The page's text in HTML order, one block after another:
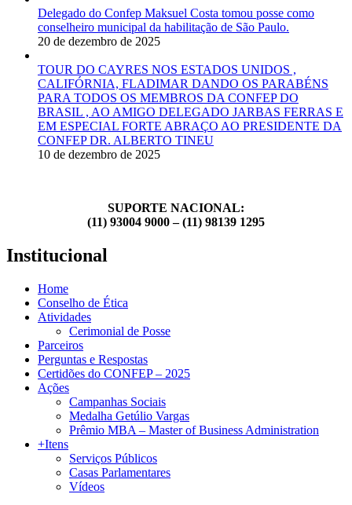
Delegado do Confep Maksuel Costa tomou posse como
conselheiro municipal da habilitação de São Paulo.
20 de dezembro de 2025
TOUR DO CAYRES NOS ESTADOS UNIDOS ,
CALIFÓRNIA, FLADIMAR DANDO OS PARABÉNS
PARA TODOS OS MEMBROS DA CONFEP DO
BRASIL , AO AMIGO DELEGADO JARBAS FERRAS E
EM ESPECIAL FORTE ABRAÇO AO PRESIDENTE DA
CONFEP DR. ALBERTO TINEU
10 de dezembro de 2025
SUPORTE NACIONAL:
(11) 93004 9000 – (11) 98139 1295
Institucional
Home
Conselho de Ética
Atividades
Cerimonial de Posse
Parceiros
Perguntas e Respostas
Certidões do CONFEP – 2025
Ações
Campanhas Sociais
Medalha Getúlio Vargas
Prêmio MBA – Master of Business Administration
+Itens
Serviços Públicos
Casas Parlamentares
Vídeos